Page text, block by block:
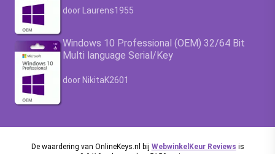
Waardering4.63uit 5
door Laurens1955
Windows 10 Professional (OEM) 32/64 Bit
Multi language Serial/Key
Waardering4.63
door NikitaK2601
De waardering van OnlineKeys.nl bij WebwinkelKeur Reviews is